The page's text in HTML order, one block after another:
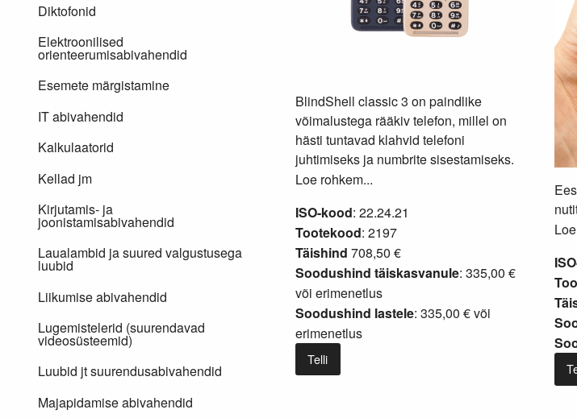
BlindShell classic 3 on paindlike
võimalustega rääkiv telefon, millel on
hästi tuntavad klahvid telefoni
juhtimiseks ja numbrite sisestamiseks.
Loe rohkem...
ISO-kood: 22.24.21
Tootekood: 2197
Täishind 708,50 €
Soodushind täiskasvanule: 335,00 €
või erimenetlus
Soodushind lastele: 335,00 € või
erimenetlus
Telli
Diktofonid
Elektroonilised
orienteerumisabivahendid
Esemete märgistamine
IT abivahendid
Kalkulaatorid
Kellad jm
Kirjutamis- ja
joonistamisabivahendid
Laualambid ja suured valgustusega
luubid
Liikumise abivahendid
Lugemistelerid (suurendavad
videosüsteemid)
Luubid jt suurendusabivahendid
Majapidamise abivahendid